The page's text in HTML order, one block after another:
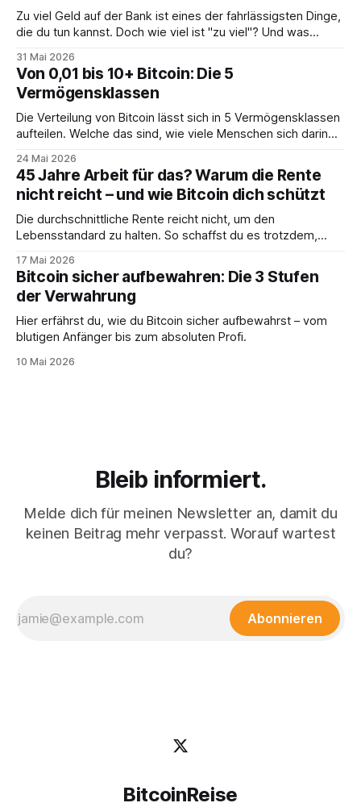
Zu viel Geld auf der Bank ist eines der fahrlässigsten Dinge,
die du tun kannst. Doch wie viel ist "zu viel"? Und was
31 Mai 2026
Von 0,01 bis 10+ Bitcoin: Die 5
Vermögensklassen
Die Verteilung von Bitcoin lässt sich in 5 Vermögensklassen
aufteilen. Welche das sind, wie viele Menschen sich darin
24 Mai 2026
45 Jahre Arbeit für das? Warum die Rente
nicht reicht – und wie Bitcoin dich schützt
Die durchschnittliche Rente reicht nicht, um den
Lebensstandard zu halten. So schaffst du es trotzdem,
17 Mai 2026
Bitcoin sicher aufbewahren: Die 3 Stufen
der Verwahrung
Hier erfährst du, wie du Bitcoin sicher aufbewahrst – vom
blutigen Anfänger bis zum absoluten Profi.
10 Mai 2026
Bleib informiert.
Melde dich für meinen Newsletter an, damit du
keinen Beitrag mehr verpasst. Worauf wartest
du?
Abonnieren
BitcoinReise